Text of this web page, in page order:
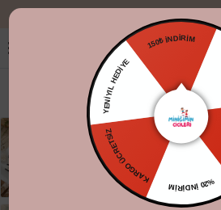
150₺ İNDİRİM
%20 İNDİRİM
KARGO ÜCRETSİZ
YENİYIL HEDİYE